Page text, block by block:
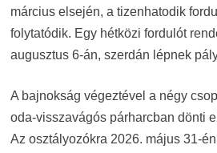
március elsején, a tizenhatodik
folytatódik. Egy hétközi fordulót
augusztus 6-án, szerdán lépnek
A bajnokság végeztével a négy
oda-visszavágós párharcban dönti
Az osztályozókra 2026. május 31-